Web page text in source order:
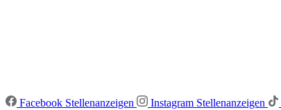
Facebook Stellenanzeigen Instagram Stellenanzeigen